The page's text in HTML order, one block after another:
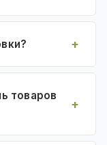
товаров